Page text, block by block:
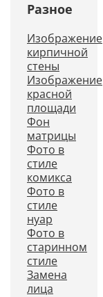
Разное
Изображение
кирпичной
стены
Изображение
красной
площади
Фон
матрицы
Фото в
стиле
комикса
Фото в
стиле
нуар
Фото в
старинном
стиле
Замена
лица